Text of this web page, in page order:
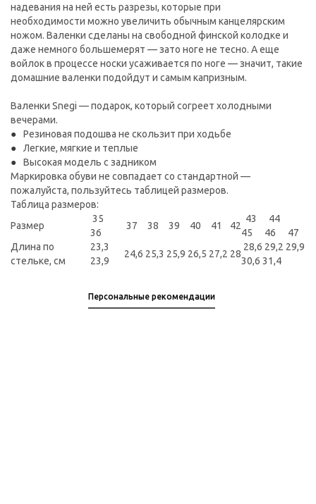
надевания на ней есть разрезы, которые при
необходимости можно увеличить обычным канцелярским
ножом. Валенки сделаны на свободной финской колодке и
даже немного большемерят — зато ноге не тесно. А еще
войлок в процессе носки усаживается по ноге — значит, такие
домашние валенки подойдут и самым капризным.
Валенки Snegi — подарок, который согреет холодными
вечерами.
Резиновая подошва не скользит при ходьбе
Легкие, мягкие и теплые
Высокая модель с задником
Маркировка обуви не совпадает со стандартной —
пожалуйста, пользуйтесь таблицей размеров.
Таблица размеров:
Размер
35
36
37 38 39 40 41 42
43 44
45 46 47
Длина по
стельке, см
23,3
23,9
24,6 25,3 25,9 26,5 27,2 28
28,6 29,2 29,9
30,6 31,4
Персональные рекомендации